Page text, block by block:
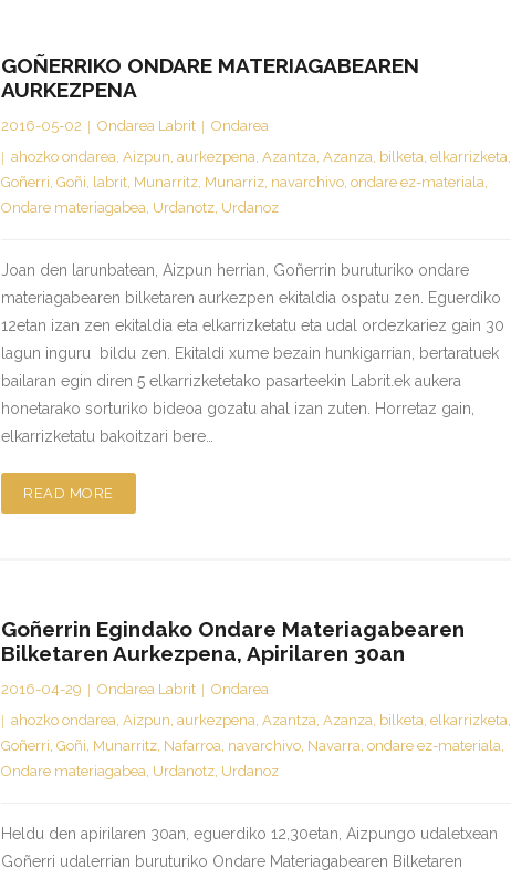
GOÑERRIKO ONDARE MATERIAGABEAREN
AURKEZPENA
2016-05-02 Ondarea Labrit
Ondarea
ahozko ondarea,Aizpun,aurkezpena,Azantza,Azanza, bilketa,elkarrizketa,
Goñerri,Goñi, labrit, Munarritz, Munarriz, navarchivo,ondare ez-materiala,
Ondare materiagabea, Urdanotz, Urdanoz
Joan den larunbatean, Aizpun herrian, Goñerrin buruturiko ondare
materiagabearen bilketaren aurkezpen ekitaldia ospatu zen. Eguerdiko
12etan izan zen ekitaldia eta elkarrizketatu eta udal ordezkariez gain 30
lagun inguru bildu zen. Ekitaldi xume bezain hunkigarrian, bertaratuek
bailaran egin diren 5 elkarrizketetako pasarteekin Labrit.ek aukera
honetarako sorturiko bideoa gozatu ahal izan zuten. Horretaz gain,
elkarrizketatu bakoitzari bere…
READ MORE
Goñerrin Egindako Ondare Materiagabearen
Bilketaren Aurkezpena, Apirilaren 30an
2016-04-29 Ondarea Labrit
Ondarea
ahozko ondarea,Aizpun,aurkezpena,Azantza,Azanza, bilketa,elkarrizketa,
Goñerri,Goñi, Munarritz, Nafarroa, navarchivo, Navarra,ondare ez-materiala,
Ondare materiagabea, Urdanotz, Urdanoz
Heldu den apirilaren 30an, eguerdiko 12,30etan, Aizpungo udaletxean
Goñerri udalerrian buruturiko Ondare Materiagabearen Bilketaren